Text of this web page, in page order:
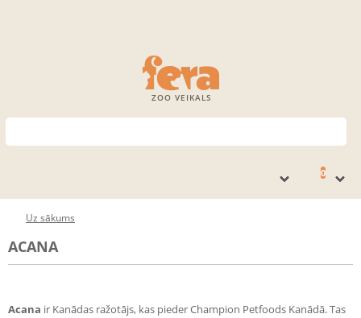
ZOO VEIKALS
0
Uz sākums
ACANA
Acana ir Kanādas ražotājs, kas pieder Champion Petfoods Kanādā. Tas